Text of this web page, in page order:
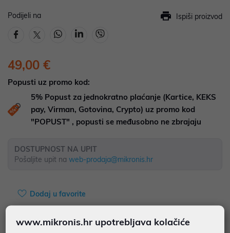
Podijeli na Ispiši proizvod
49,00 €
Popusti uz promo kod:
5% Popust za jednokratno plaćanje (Kartice, KEKS
pay, Virman, Gotovina, Crypto) uz promo kod
"POPUST" , popusti se međusobno ne zbrajaju
DOSTUPNOST NA UPIT
Pošaljite upit na web-prodaja@mikronis.hr
Dodaj u favorite
www.mikronis.hr upotrebljava kolačiće